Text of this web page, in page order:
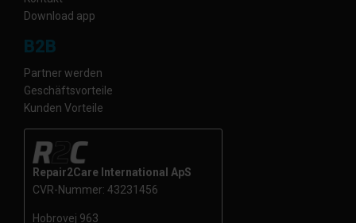
Download app
B2B
Partner werden
Geschäftsvorteile
Kunden Vorteile
Repair2Care International ApS
CVR-Nummer: 43231456
Hobrovej 963